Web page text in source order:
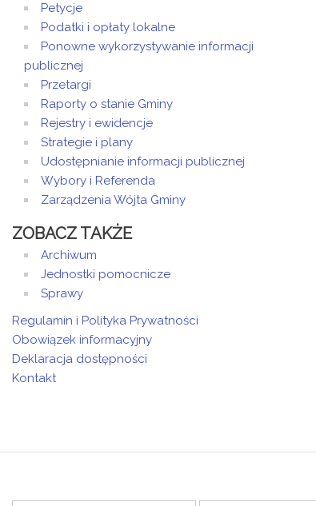
Petycje
Podatki i opłaty lokalne
Ponowne wykorzystywanie informacji
publicznej
Przetargi
Raporty o stanie Gminy
Rejestry i ewidencje
Strategie i plany
Udostępnianie informacji publicznej
Wybory i Referenda
Zarządzenia Wójta Gminy
ZOBACZ TAKŻE
Archiwum
Jednostki pomocnicze
Sprawy
Regulamin i Polityka Prywatności
Obowiązek informacyjny
Deklaracja dostępności
Kontakt